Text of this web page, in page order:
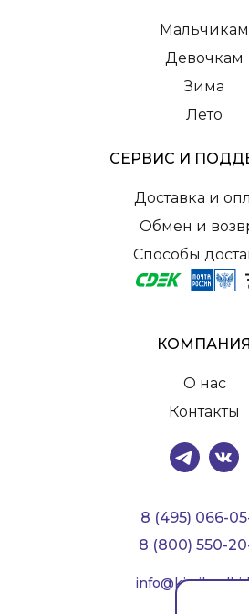
Мальчикам
Девочкам
Зима
Лето
СЕРВИС И
Доставка и
Обмен и
Способы
КОМПАНИЯ
О нас
Контакты
8 (495) 066-
8 (800) 550-